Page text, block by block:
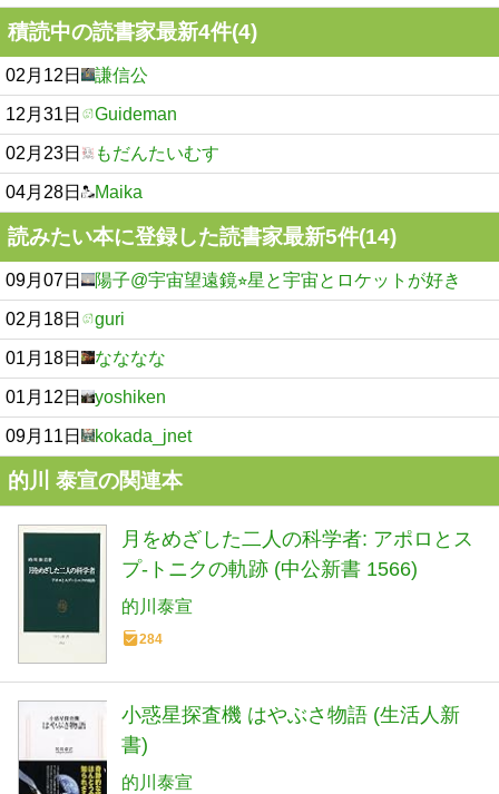
積読中の読書家最新4件(4)
02月12日 謙信公
12月31日 Guideman
02月23日 もだんたいむす
04月28日 Maika
読みたい本に登録した読書家最新5件(14)
09月07日 陽子@宇宙望遠鏡⭐︎星と宇宙とロケットが好き
02月18日 guri
01月18日 なななな
01月12日 yoshiken
09月11日 kokada_jnet
的川 泰宣の関連本
月をめざした二人の科学者: アポロとス
プ-トニクの軌跡 (中公新書 1566)
的川泰宣
284
小惑星探査機 はやぶさ物語 (生活人新
書)
的川泰宣